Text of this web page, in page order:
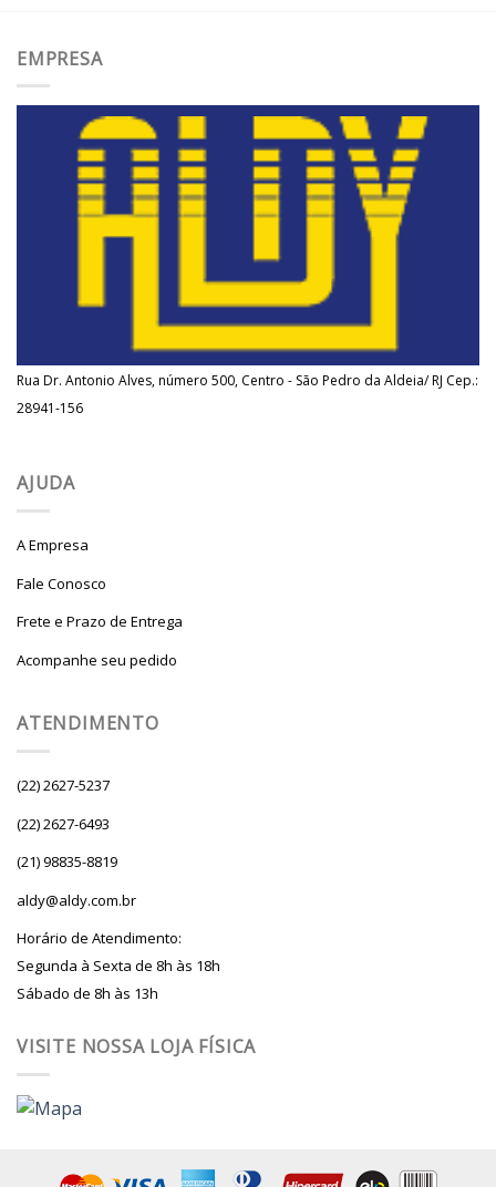
EMPRESA
Rua Dr. Antonio Alves, número 500, Centro - São Pedro da Aldeia/ RJ Cep.:
28941-156
AJUDA
A Empresa
Fale Conosco
Frete e Prazo de Entrega
Acompanhe seu pedido
ATENDIMENTO
(22) 2627-5237
(22) 2627-6493
(21) 98835-8819
aldy@aldy.com.br
Horário de Atendimento:
Segunda à Sexta de 8h às 18h
Sábado de 8h às 13h
VISITE NOSSA LOJA FÍSICA